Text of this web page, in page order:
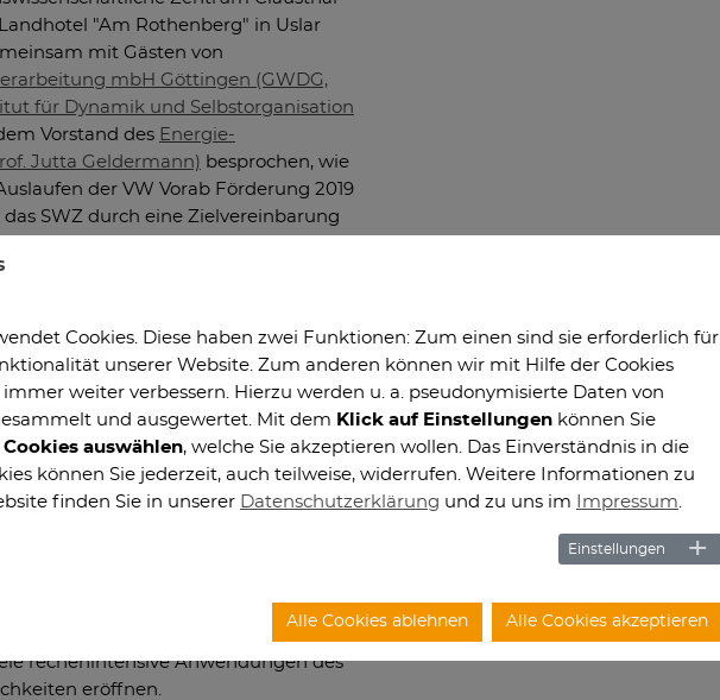
"Am Rothenberg" in Uslar
mit Gästen von
mbH Göttingen (GWDG,
für Dynamik und Selbstorganisation
Vorstand des Energie-
Jutta Geldermann) besprochen, wie
der VW Vorab Förderung 2019
SWZ durch eine Zielvereinbarung
Zentren EFZN und CZM mit einem
Göttingen wird eine ähnliche
Entwicklung des SWZ: Mit
angestoßen werden, von denen 9
Marcus Baum organisierte
International Workshop on Simulation
verzeichnet bisher 23 Vorträge,
und Lehre an der TU Clausthal)
an der TU Clausthal und den sich
Verknüpfungsmöglichkeiten. Prof.
die aktuellen Pläne zum Bau des
der Universität Göttingen vor.
rechenintensive Anwendungen des
eröffnen.
Cookies. Diese haben zwei Funktionen: Zum einen sind sie erforderlich für
unserer Website. Zum anderen können wir mit Hilfe der Cookies
weiter verbessern. Hierzu werden u. a. pseudonymisierte Daten von
und ausgewertet. Mit dem Klick auf Einstellungen können Sie
auswählen, welche Sie akzeptieren wollen. Das Einverständnis in die
können Sie jederzeit, auch teilweise, widerrufen. Weitere Informationen zu
finden Sie in unserer Datenschutzerklärung und zu uns im Impressum.
Einstellungen
Alle Cookies ablehnen Alle Cookies akzeptieren